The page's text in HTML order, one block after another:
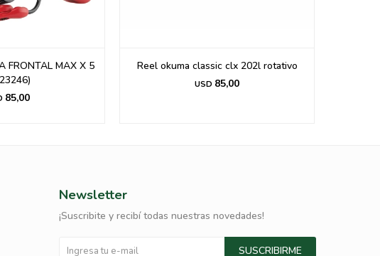
FRONTAL MAX X 5
85,00
Reel okuma classic clx 202l rotativo
USD 85,00
Newsletter
¡Suscribite y recibí todas nuestras novedades!
SUSCRIBIRME